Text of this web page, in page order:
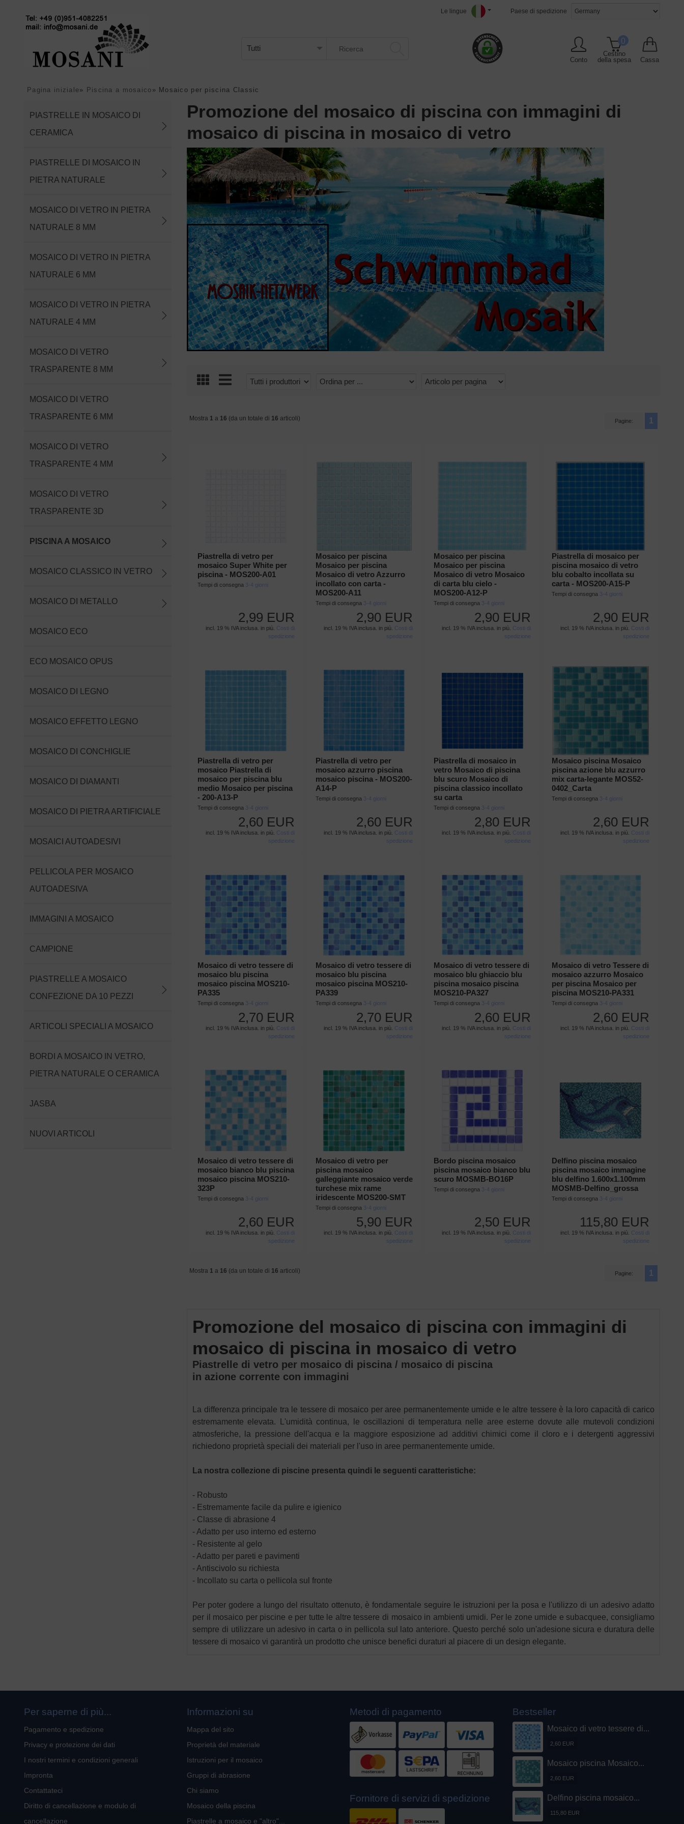
Le lingue Paese di spedizione
Conto
Cestino
della spesa
0
Cassa
Pagina iniziale» Piscina a mosaico » Mosaico per piscina Classic
PIASTRELLE IN MOSAICO DI
CERAMICA
PIASTRELLE DI MOSAICO IN
PIETRA NATURALE
MOSAICO DI VETRO IN PIETRA
NATURALE 8 MM
MOSAICO DI VETRO IN PIETRA
NATURALE 6 MM
MOSAICO DI VETRO IN PIETRA
NATURALE 4 MM
MOSAICO DI VETRO
TRASPARENTE 8 MM
MOSAICO DI VETRO
TRASPARENTE 6 MM
MOSAICO DI VETRO
TRASPARENTE 4 MM
MOSAICO DI VETRO
TRASPARENTE 3D
PISCINA A MOSAICO
MOSAICO CLASSICO IN VETRO
MOSAICO DI METALLO
MOSAICO ECO
ECO MOSAICO OPUS
MOSAICO DI LEGNO
MOSAICO EFFETTO LEGNO
MOSAICO DI CONCHIGLIE
MOSAICO DI DIAMANTI
MOSAICO DI PIETRA ARTIFICIALE
MOSAICI AUTOADESIVI
PELLICOLA PER MOSAICO
AUTOADESIVA
IMMAGINI A MOSAICO
CAMPIONE
PIASTRELLE A MOSAICO
CONFEZIONE DA 10 PEZZI
ARTICOLI SPECIALI A MOSAICO
BORDI A MOSAICO IN VETRO,
PIETRA NATURALE O CERAMICA
JASBA
NUOVI ARTICOLI
Promozione del mosaico di piscina con immagini di
mosaico di piscina in mosaico di vetro
Mostra 1 a 16 (da un totale di 16 articoli) Pagine: 1
Piastrella di vetro per
mosaico Super White per
piscina - MOS200-A01
Tempi di consegna 3-4 giorni
2,99 EUR
incl. 19 % IVA inclusa. in più.
Costi di
spedizione
Mosaico per piscina
Mosaico per piscina
Mosaico di vetro Azzurro
incollato con carta -
MOS200-A11
Tempi di consegna 3-4 giorni
2,90 EUR
incl. 19 % IVA inclusa. in più. Costi di
spedizione
Mosaico per piscina
Mosaico per piscina
Mosaico di vetro Mosaico
di carta blu cielo -
MOS200-A12-P
Tempi di consegna 3-4 giorni
2,90 EUR
incl. 19 % IVA inclusa. in più. Costi di
spedizione
Piastrella di mosaico per
piscina mosaico di vetro
blu cobalto incollata su
carta - MOS200-A15-P
Tempi di consegna 3-4 giorni
2,90 EUR
incl. 19 % IVA inclusa. in più.
Costi di
spedizione
Piastrella di vetro per
mosaico Piastrella di
mosaico per piscina blu
medio Mosaico per piscina
- 200-A13-P
Tempi di consegna 3-4 giorni
2,60 EUR
incl. 19 % IVA inclusa. in più.
Costi di
spedizione
Piastrella di vetro per
mosaico azzurro piscina
mosaico piscina - MOS200-
A14-P
Tempi di consegna 3-4 giorni
2,60 EUR
incl. 19 % IVA inclusa. in più. Costi di
spedizione
Piastrella di mosaico in
vetro Mosaico di piscina
blu scuro Mosaico di
piscina classico incollato
su carta
Tempi di consegna 3-4 giorni
2,80 EUR
incl. 19 % IVA inclusa. in più. Costi di
spedizione
Mosaico piscina Mosaico
piscina azione blu azzurro
mix carta-legante MOS52-
0402_Carta
Tempi di consegna 3-4 giorni
2,60 EUR
incl. 19 % IVA inclusa. in più.
Costi di
spedizione
Mosaico di vetro tessere di
mosaico blu piscina
mosaico piscina MOS210-
PA335
Tempi di consegna 3-4 giorni
2,70 EUR
incl. 19 % IVA inclusa. in più.
Costi di
spedizione
Mosaico di vetro tessere di
mosaico blu piscina
mosaico piscina MOS210-
PA339
Tempi di consegna 3-4 giorni
2,70 EUR
incl. 19 % IVA inclusa. in più. Costi di
spedizione
Mosaico di vetro tessere di
mosaico blu ghiaccio blu
piscina mosaico piscina
MOS210-PA327
Tempi di consegna 3-4 giorni
2,60 EUR
incl. 19 % IVA inclusa. in più. Costi di
spedizione
Mosaico di vetro Tessere di
mosaico azzurro Mosaico
per piscina Mosaico per
piscina MOS210-PA331
Tempi di consegna 3-4 giorni
2,60 EUR
incl. 19 % IVA inclusa. in più.
Costi di
spedizione
Mosaico di vetro tessere di
mosaico bianco blu piscina
mosaico piscina MOS210-
323P
Tempi di consegna 3-4 giorni
2,60 EUR
incl. 19 % IVA inclusa. in più.
Costi di
spedizione
Mosaico di vetro per
piscina mosaico
galleggiante mosaico verde
turchese mix rame
iridescente MOS200-SMT
Tempi di consegna 3-4 giorni
5,90 EUR
incl. 19 % IVA inclusa. in più. Costi di
spedizione
Bordo piscina mosaico
piscina mosaico bianco blu
scuro MOSMB-BO16P
Tempi di consegna 3-4 giorni
2,50 EUR
incl. 19 % IVA inclusa. in più. Costi di
spedizione
Delfino piscina mosaico
piscina mosaico immagine
blu delfino 1.600x1.100mm
MOSMB-Delfino_grossa
Tempi di consegna 3-4 giorni
115,80 EUR
incl. 19 % IVA inclusa. in più.
Costi di
spedizione
Mostra 1 a 16 (da un totale di 16 articoli) Pagine: 1
Promozione del mosaico di piscina con immagini di
mosaico di piscina in mosaico di vetro
Piastrelle di vetro per mosaico di piscina / mosaico di piscina
in azione corrente con immagini
La differenza principale tra le tessere di mosaico per aree permanentemente umide e le altre tessere è la loro capacità di carico
estremamente elevata. L'umidità continua, le oscillazioni di temperatura nelle aree esterne dovute alle mutevoli condizioni
atmosferiche, la pressione dell'acqua e la maggiore esposizione ad additivi chimici come il cloro e i detergenti aggressivi
richiedono proprietà speciali dei materiali per l'uso in aree permanentemente umide.
La nostra collezione di piscine presenta quindi le seguenti caratteristiche:
- Robusto
- Estremamente facile da pulire e igienico
- Classe di abrasione 4
- Adatto per uso interno ed esterno
- Resistente al gelo
- Adatto per pareti e pavimenti
- Antiscivolo su richiesta
- Incollato su carta o pellicola sul fronte
Per poter godere a lungo del risultato ottenuto, è fondamentale seguire le istruzioni per la posa e l'utilizzo di un adesivo adatto
per il mosaico per piscine e per tutte le altre tessere di mosaico in ambienti umidi. Per le zone umide e subacquee, consigliamo
sempre di utilizzare un adesivo in carta o in pellicola sul lato anteriore. Questo perché solo un'adesione sicura e duratura delle
tessere di mosaico vi garantirà un prodotto che unisce benefici duraturi al piacere di un design elegante.
Per saperne di più...
Pagamento e spedizione
Privacy e protezione dei dati
I nostri termini e condizioni generali
Impronta
Contattateci
Diritto di cancellazione e modulo di
cancellazione
Informazioni su
Mappa del sito
Proprietà del materiale
Istruzioni per il mosaico
Gruppi di abrasione
Chi siamo
Mosaico della piscina
Piastrelle a mosaico e "altro"...
Metodi di pagamento
Fornitore di servizi di spedizione
Bestseller
Mosaico di vetro tessere di...
2,60 EUR
Mosaico piscina Mosaico...
2,60 EUR
Delfino piscina mosaico...
115,80 EUR